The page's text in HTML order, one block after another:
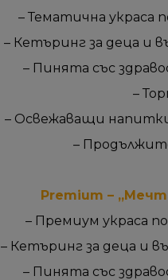
– Тематична украса
– Кетъринг за деца и
– Пинята със
–
– Освежаващи
–
Premium –
– Премиум украса
– Кетъринг за деца и
– Пинята със